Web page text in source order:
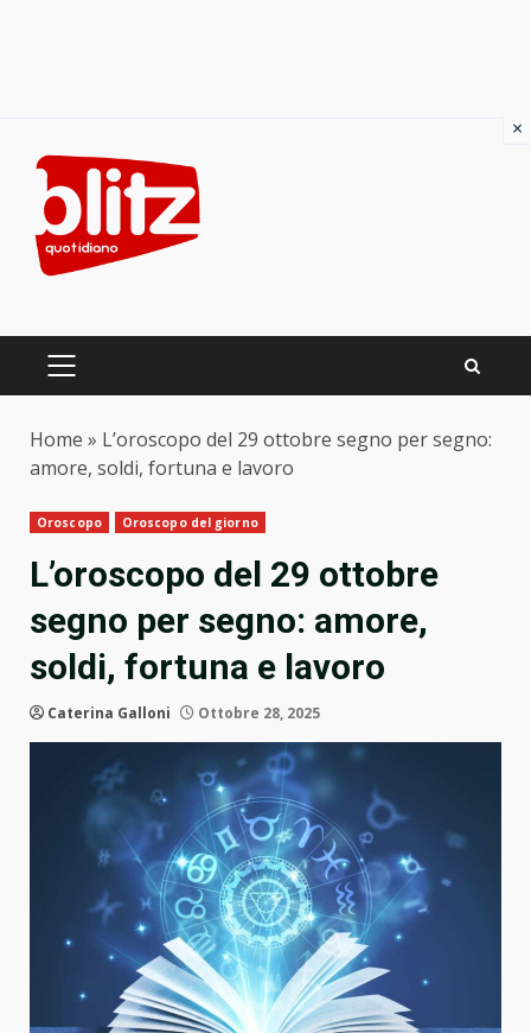
content
PRIMARY
Home » L’oroscopo del 29 ottobre segno per segno:
amore, soldi, fortuna e lavoro
Oroscopo Oroscopo del giorno
L’oroscopo del 29 ottobre
segno per segno: amore,
soldi, fortuna e lavoro
Caterina Galloni Ottobre 28, 2025
×